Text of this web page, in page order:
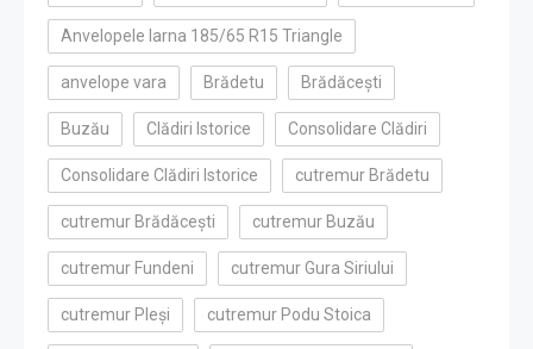
Anvelopele Iarna 185/65 R15 Triangle
anvelope vara Brădetu Brădăcești
Buzău Clădiri Istorice Consolidare Clădiri
Consolidare Clădiri Istorice cutremur Brădetu
cutremur Brădăcești cutremur Buzău
cutremur Fundeni cutremur Gura Siriului
cutremur Pleși cutremur Podu Stoica